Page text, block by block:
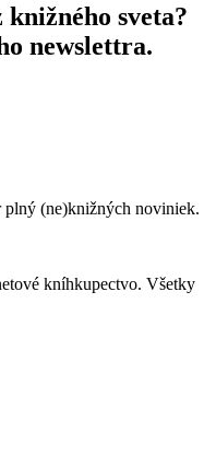
sveta?
newslettra.
plný (ne)knižných noviniek.
kníhkupectvo. Všetky